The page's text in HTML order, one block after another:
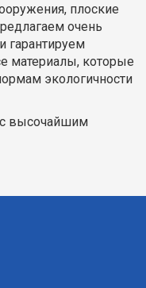
плоские
очень
гарантируем
материалы, которые
экологичности
высочайшим